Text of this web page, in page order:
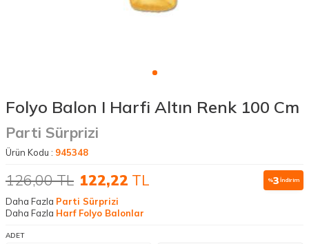
Folyo Balon I Harfi Altın Renk 100 Cm
Parti Sürprizi
Ürün Kodu : 945348
126,00TL 122,22 TL %3 İndirim
Daha Fazla Parti Sürprizi
Daha Fazla Harf Folyo Balonlar
ADET